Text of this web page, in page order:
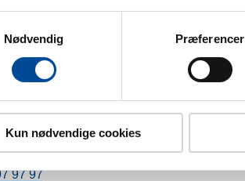
Nødvendig
Præferencer
Kun nødvendige cookies
- Center for Job & Socialservice
10
97 97